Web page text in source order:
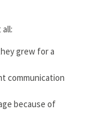
grew for a
communication
because of